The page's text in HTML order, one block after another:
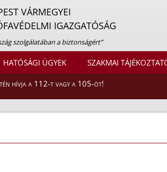
VÁRMEGYEI
IGAZGATÓSÁG
szolgálatában a biztonságért”
HATÓSÁGI ÜGYEK SZAKMAI
hívja a 112-t vagy a 105-öt!